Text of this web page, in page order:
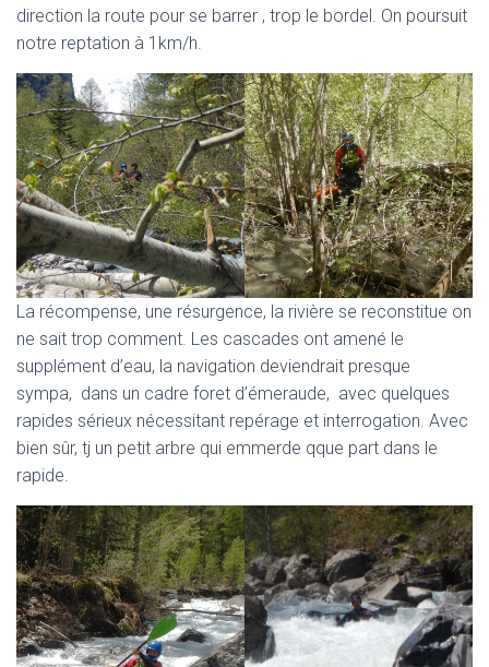
direction la route pour se barrer , trop le bordel. On poursuit
notre reptation à 1km/h.
La récompense, une résurgence, la rivière se reconstitue on
ne sait trop comment. Les cascades ont amené le
supplément d’eau, la navigation deviendrait presque
sympa, dans un cadre foret d’émeraude, avec quelques
rapides sérieux nécessitant repérage et interrogation. Avec
bien sûr, tj un petit arbre qui emmerde qque part dans le
rapide.